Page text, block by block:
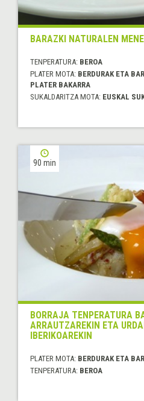
BARAZKI NATURALEN
TENPERATURA: BEROA
PLATER MOTA: BERDURAK ETA
PLATER BAKARRA
SUKALDARITZA MOTA: EUSKAL
90 min
BORRAJA TENPERATURA
ARRAUTZAREKIN ETA
IBERIKOAREKIN
PLATER MOTA: BERDURAK ETA
TENPERATURA: BEROA